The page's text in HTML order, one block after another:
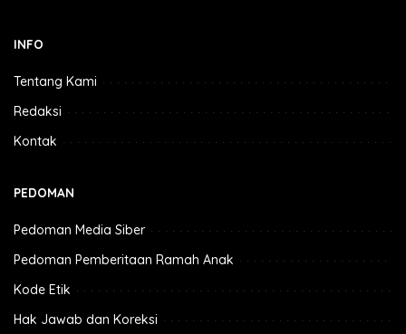
INFO
Tentang Kami
Redaksi
Kontak
PEDOMAN
Pedoman Media Siber
Pedoman Pemberitaan Ramah Anak
Kode Etik
Hak Jawab dan Koreksi